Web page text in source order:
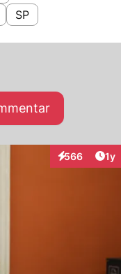
SP
566
Interaktionen
1y